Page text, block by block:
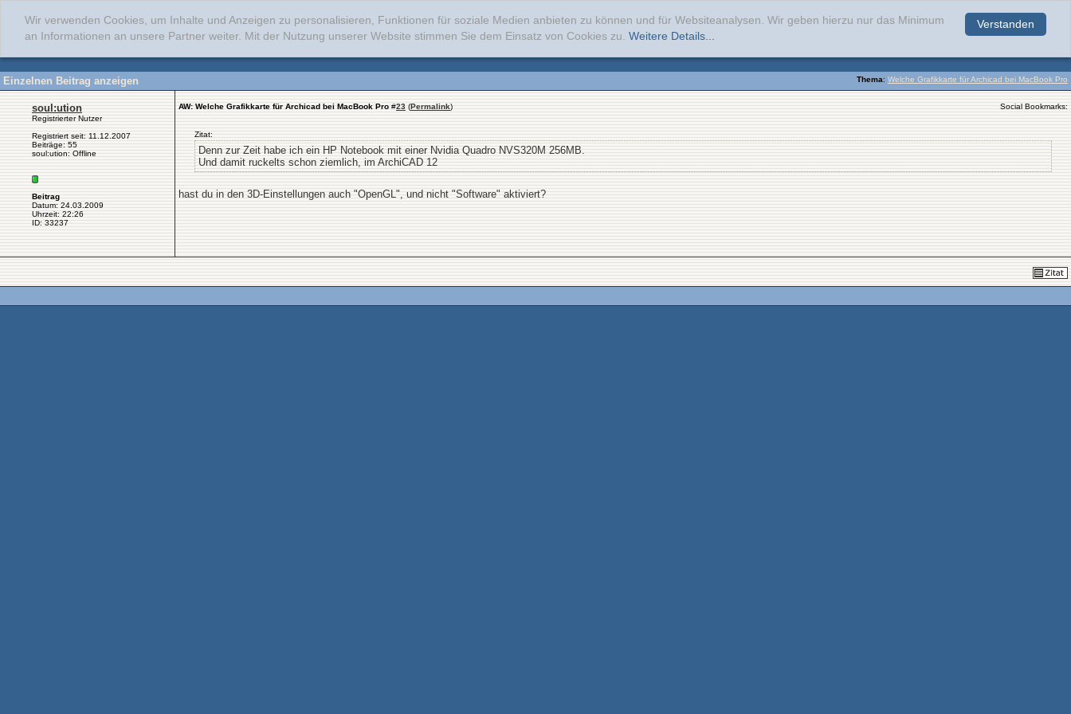
Verstanden
Wir verwenden Cookies, um Inhalte und Anzeigen zu personalisieren, Funktionen für soziale Medien anbieten zu können und für Websiteanalysen. Wir geben hierzu nur das Minimum
an Informationen an unsere Partner weiter. Mit der Nutzung unserer Website stimmen Sie dem Einsatz von Cookies zu. Weitere Details...
Thema: Welche Grafikkarte für Archicad bei MacBook Pro
Einzelnen Beitrag anzeigen
soul:ution
Registrierter Nutzer
Registriert seit: 11.12.2007
Beiträge: 55
soul:ution: Offline
Beitrag
Datum: 24.03.2009
Uhrzeit: 22:26
ID: 33237
AW: Welche Grafikkarte für Archicad bei MacBook Pro #23 (Permalink) Social Bookmarks:
Zitat:
Denn zur Zeit habe ich ein HP Notebook mit einer Nvidia Quadro NVS320M 256MB.
Und damit ruckelts schon ziemlich, im ArchiCAD 12
hast du in den 3D-Einstellungen auch "OpenGL", und nicht "Software" aktiviert?